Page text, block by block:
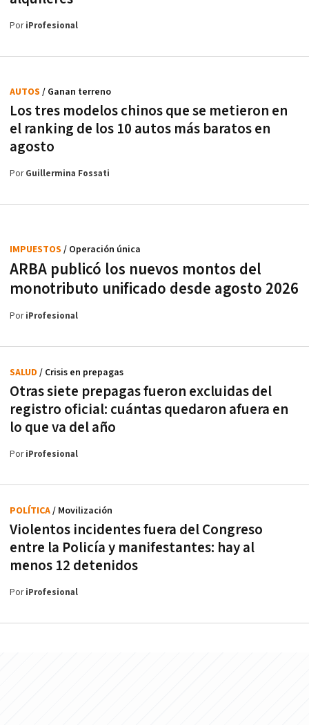
PoriProfesional
Los tres modelos chinos que se metieron en
el ranking de los 10 autos más baratos en
agosto
AUTOS / Ganan terreno
PorGuillermina Fossati
ARBA publicó los nuevos montos del
monotributo unificado desde agosto 2026
IMPUESTOS / Operación única
PoriProfesional
Otras siete prepagas fueron excluidas del
registro oficial: cuántas quedaron afuera en
lo que va del año
SALUD / Crisis en prepagas
PoriProfesional
Violentos incidentes fuera del Congreso
entre la Policía y manifestantes: hay al
menos 12 detenidos
POLÍTICA/ Movilización
PoriProfesional